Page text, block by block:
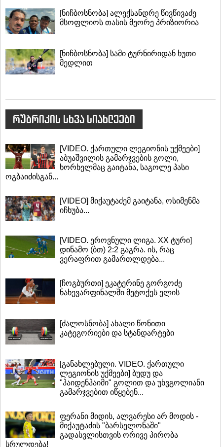
[ნიჩბოსნობა] ალექსანდრე წივწივაძე
მსოფლიოს თასის მეორე პრიზიორია
[ნიჩბოსნობა] სამი ტურნირიდან ხუთი
მედლით
რუბრიკის სხვა სიახლეები
[VIDEO. ქართული ლეგიონის უქმეები]
აბუაშვილის გამარჯვების გოლი,
ხორხელმაც გაიტანა, საგოლე პასი
ოგბაიძისგან...
[VIDEO] მიქაუტაძემ გაიტანა, ოსიმენმა
იჩხუბა...
[VIDEO. ეროვნული ლიგა. XX ტური]
დინამო (ბთ) 2:2 გაგრა. ის, რაც
ვერაფრით გამართლდება...
[ჩოგბურთი] ეკატერინე გორგოძე
ნახევარფინალში მეტოქეს ელის
[ძალოსნობა] ახალი წონითი
კატეგორიები და სტანდარტები
[განახლებული. VIDEO. ქართული
ლეგიონის უქმეები] ბუდუ და
"ჰაიდენჰაიმი" გოლით და უხვგოლიანი
გამარჯვებით იწყებენ...
ფერანი მიდის, ალვარესი არ მოდის -
მიქაუტაძის "ბარსელონაში"
გადასვლისთვის ორივე პირობა
სრულდება!